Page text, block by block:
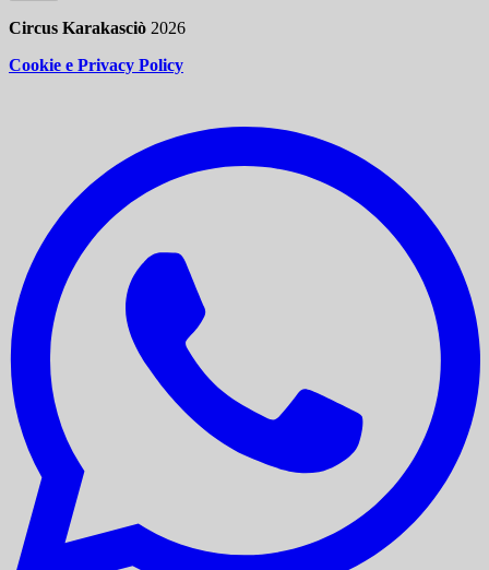
Circus Karakasciò 2026
Cookie e Privacy Policy